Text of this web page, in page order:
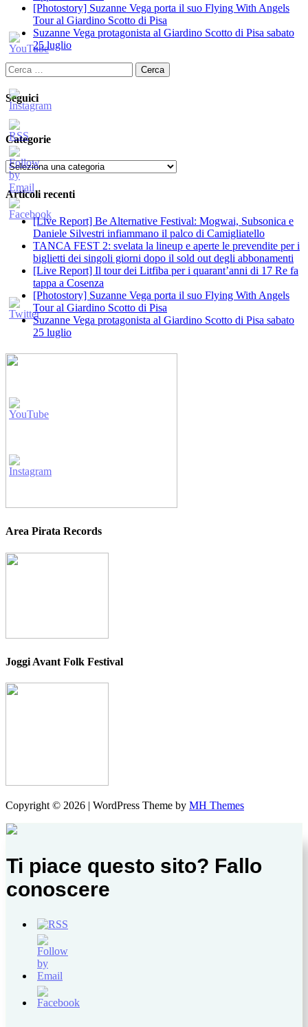
[Photostory] Suzanne Vega porta il suo Flying With Angels
Tour al Giardino Scotto di Pisa
Suzanne Vega protagonista al Giardino Scotto di Pisa sabato
25 luglio
Ricerca
per:
Seguici
Categorie
Categorie
Articoli recenti
[Live Report] Be Alternative Festival: Mogwai, Subsonica e
Daniele Silvestri infiammano il palco di Camigliatello
TANCA FEST 2: svelata la lineup e aperte le prevendite per i
biglietti dei singoli giorni dopo il sold out degli abbonamenti
[Live Report] Il tour dei Litfiba per i quarant’anni di 17 Re fa
tappa a Cosenza
[Photostory] Suzanne Vega porta il suo Flying With Angels
Tour al Giardino Scotto di Pisa
Suzanne Vega protagonista al Giardino Scotto di Pisa sabato
25 luglio
Area Pirata Records
Joggi Avant Folk Festival
Copyright © 2026 | WordPress Theme by MH Themes
Ti piace questo sito? Fallo
conoscere